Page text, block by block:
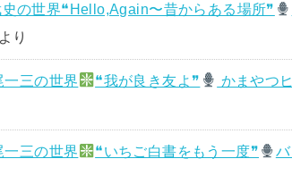
の世界❝Hello,Again〜昔からある場所❞
より
一三の世界 ❝我が良き友よ❞ かまやつ
一三の世界 ❝いちご白書をもう一度❞